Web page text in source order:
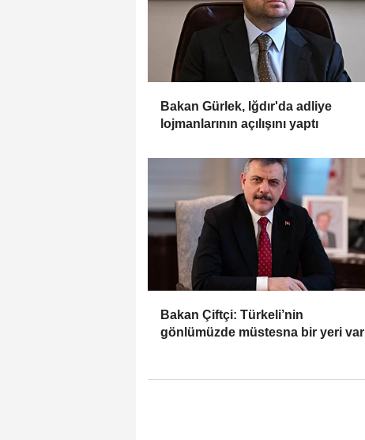
Bakan Gürlek, Iğdır'da adliye
lojmanlarının açılışını yaptı
Bakan Çiftçi: Türkeli’nin
gönlümüzde müstesna bir yeri var